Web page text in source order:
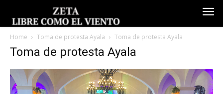
Home Toma de protesta Ayala Toma de protesta Ayala
Toma de protesta Ayala